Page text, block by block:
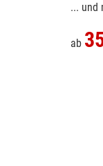
... und
ab